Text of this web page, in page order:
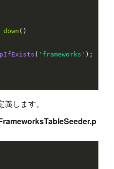
down ( )
( 'frameworks' );
します。